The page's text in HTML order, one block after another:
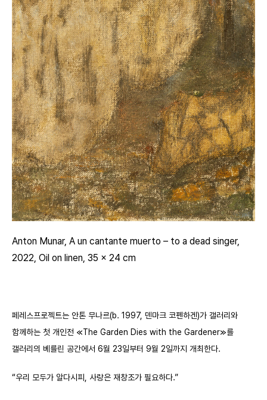
Anton Munar, A un cantante muerto – to a dead singer,
2022, Oil on linen, 35 x 24 cm
페레스프로젝트는 안톤 무나르(b. 1997, 덴마크 코펜하겐)가 갤러리와
함께하는 첫 개인전 ≪The Garden Dies with the Gardener≫를
갤러리의 베를린 공간에서 6월 23일부터 9월 2일까지 개최한다.
“우리 모두가 알다시피, 사랑은 재창조가 필요하다.”